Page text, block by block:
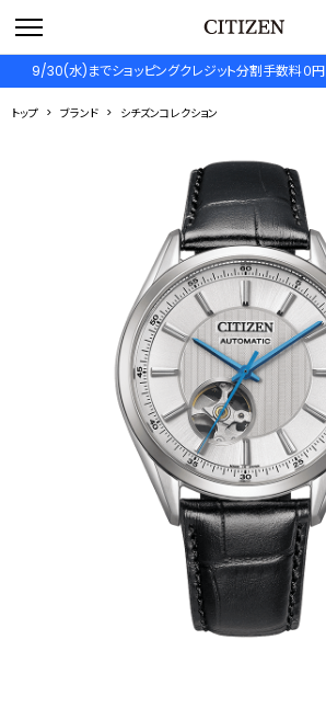
9/30(水)までショッピングクレジット分割手数料０円
トップ ブランド シチズンコレクション